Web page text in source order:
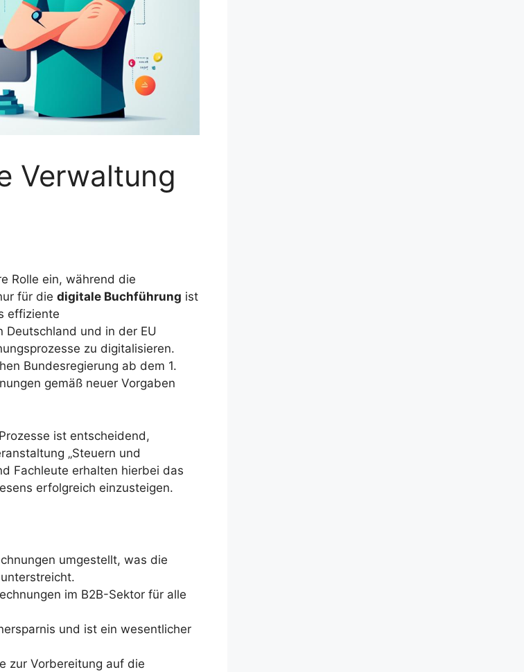
Verwaltung
Rolle ein, während die
für die digitale Buchführung ist
effiziente
Deutschland und in der EU
zu digitalisieren.
Bundesregierung ab dem 1.
gemäß neuer Vorgaben
ist entscheidend,
„Steuern und
Fachleute erhalten hierbei das
erfolgreich einzusteigen.
umgestellt, was die
im B2B-Sektor für alle
und ist ein wesentlicher
zur Vorbereitung auf die